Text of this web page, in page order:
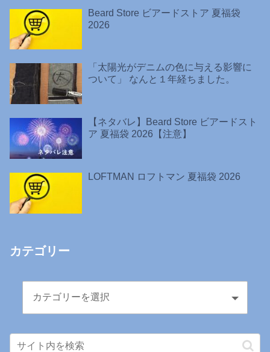
Beard Store ビアードストア 夏福袋
2026
「太陽光がデニムの色に与える影響に
ついて」 なんと１年経ちました。
【ネタバレ】Beard Store ビアードスト
ア 夏福袋 2026【注意】
LOFTMAN ロフトマン 夏福袋 2026
カテゴリー